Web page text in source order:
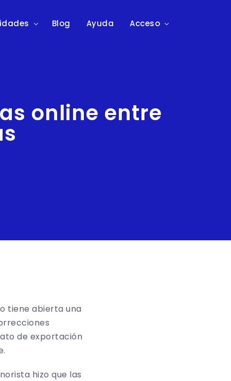
Blog Ayuda Acceso
online entre
tiene abierta una
de exportación
hizo que las